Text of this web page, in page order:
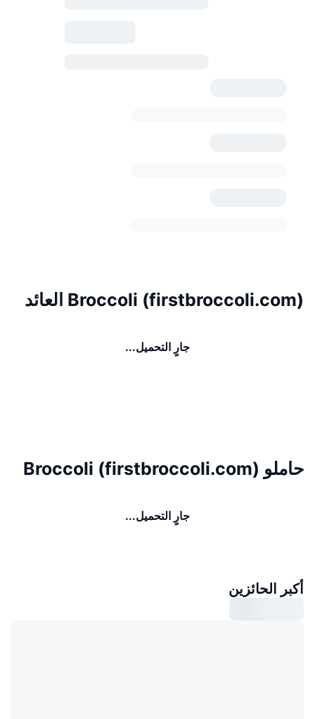
Broccoli (firstbroccoli.com) العائد
جارٍ التحميل...
حاملو Broccoli (firstbroccoli.com)
جارٍ التحميل...
أكبر الحائزين